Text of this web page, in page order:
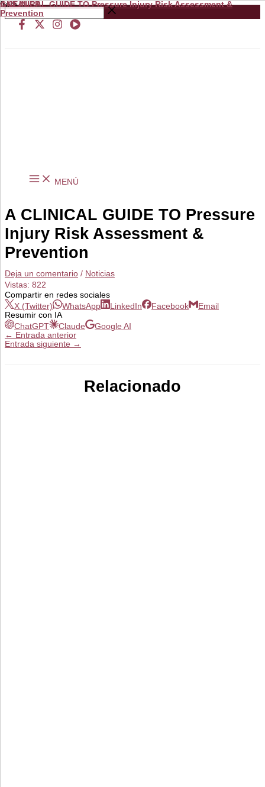
Ir
al
contenido
Buscar
…
MENÚ
A CLINICAL GUIDE TO Pressure
Injury Risk Assessment &
Prevention
Deja un comentario / Noticias
Vistas: 822
A CLINICAL GUIDE TO Pressure Injury Risk Assessment &
Prevention
from
GNEAUPP.
Compartir en redes sociales
X (Twitter)
WhatsApp LinkedIn Facebook
Email
Resumir con IA
ChatGPT
Claude
Google AI
← Entrada anterior
Entrada siguiente →
Relacionado